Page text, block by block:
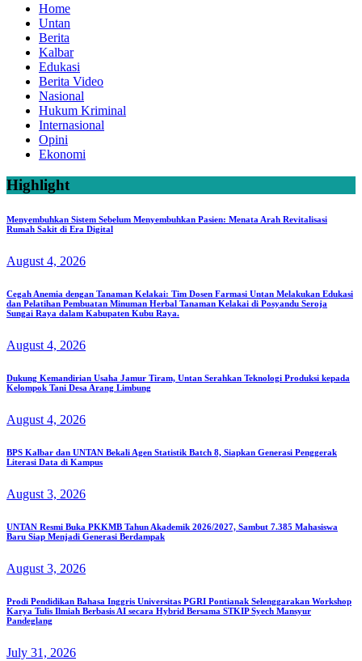
Home
Untan
Berita
Kalbar
Edukasi
Berita Video
Nasional
Hukum Kriminal
Internasional
Opini
Ekonomi
Highlight
Menyembuhkan Sistem Sebelum Menyembuhkan Pasien: Menata Arah Revitalisasi
Rumah Sakit di Era Digital
August 4, 2026
Cegah Anemia dengan Tanaman Kelakai: Tim Dosen Farmasi Untan Melakukan Edukasi
dan Pelatihan Pembuatan Minuman Herbal Tanaman Kelakai di Posyandu Seroja
Sungai Raya dalam Kabupaten Kubu Raya.
August 4, 2026
Dukung Kemandirian Usaha Jamur Tiram, Untan Serahkan Teknologi Produksi kepada
Kelompok Tani Desa Arang Limbung
August 4, 2026
BPS Kalbar dan UNTAN Bekali Agen Statistik Batch 8, Siapkan Generasi Penggerak
Literasi Data di Kampus
August 3, 2026
UNTAN Resmi Buka PKKMB Tahun Akademik 2026/2027, Sambut 7.385 Mahasiswa
Baru Siap Menjadi Generasi Berdampak
August 3, 2026
Prodi Pendidikan Bahasa Inggris Universitas PGRI Pontianak Selenggarakan Workshop
Karya Tulis Ilmiah Berbasis AI secara Hybrid Bersama STKIP Syech Mansyur
Pandeglang
July 31, 2026